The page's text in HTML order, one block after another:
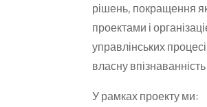
рішень, покращення
проектами і
управлінських
власну
У рамках проекту ми: